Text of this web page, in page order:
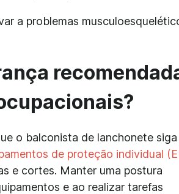
a problemas
o balconista de lanchonete siga
de proteção individual
e cortes. Manter uma postura
e ao realizar tarefas